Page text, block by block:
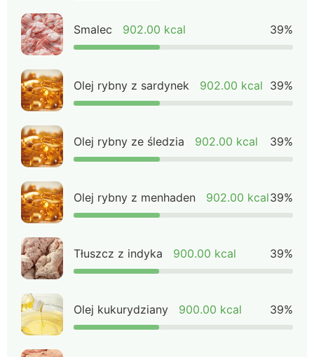
Smalec 902.00 kcal 39%
Olej rybny z sardynek 902.00 kcal 39%
Olej rybny ze śledzia 902.00 kcal 39%
Olej rybny z menhaden 902.00 kcal39%
Tłuszcz z indyka 900.00 kcal 39%
Olej kukurydziany 900.00 kcal 39%